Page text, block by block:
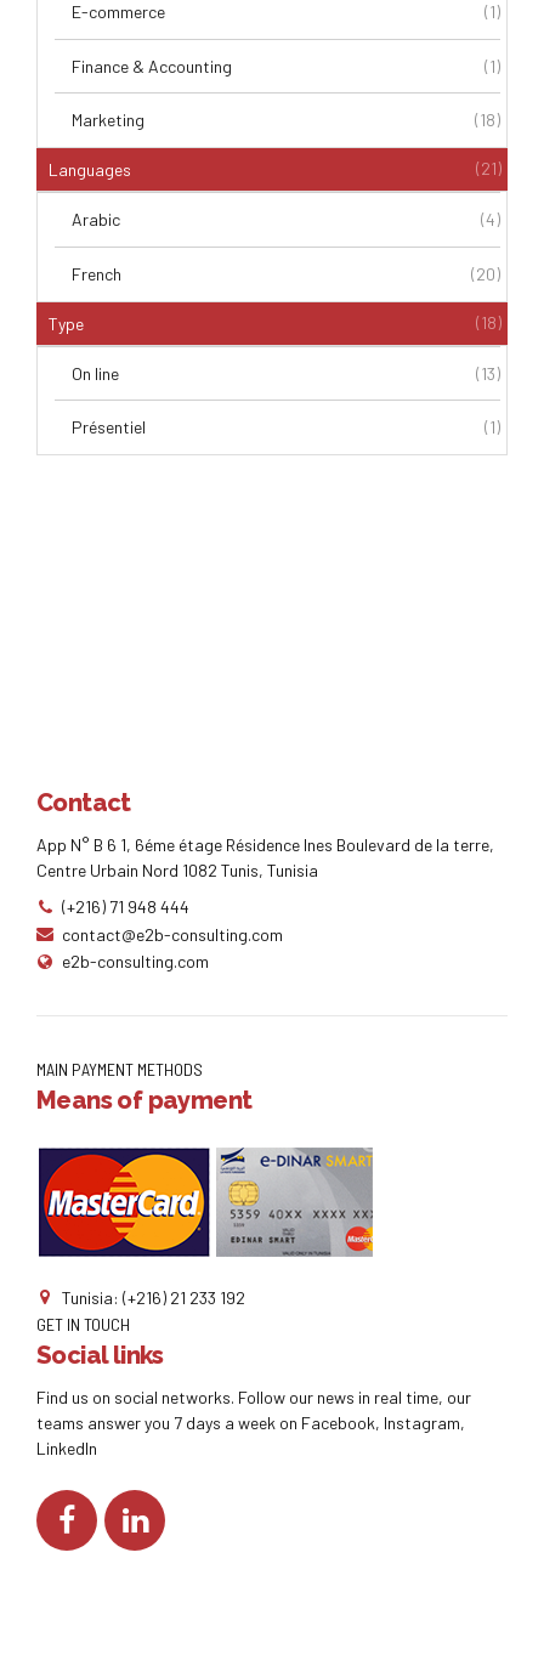
E-commerce (1)
Finance & Accounting (1)
Marketing (18)
Languages (21)
Arabic (4)
French (20)
Type (18)
On line (13)
Présentiel (1)
Contact
App N° B 6 1, 6éme étage Résidence Ines Boulevard de la terre,
Centre Urbain Nord 1082 Tunis, Tunisia
(+216) 71 948 444
contact@e2b-consulting.com
e2b-consulting.com
MAIN PAYMENT METHODS
Means of payment
Tunisia: (+216) 21 233 192
GET IN TOUCH
Social links
Find us on social networks. Follow our news in real time, our
teams answer you 7 days a week on Facebook, Instagram,
LinkedIn